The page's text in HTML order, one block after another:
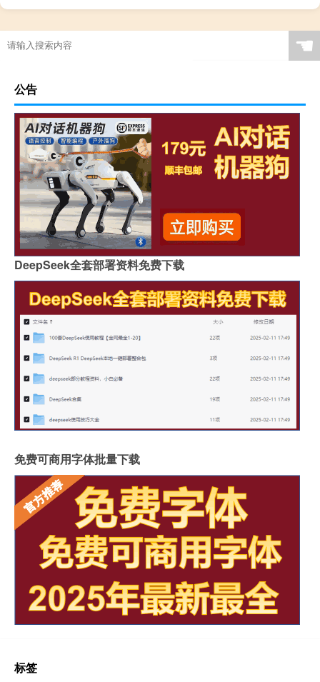
☚
公告
DeepSeek全套部署资料免费下载
免费可商用字体批量下载
标签